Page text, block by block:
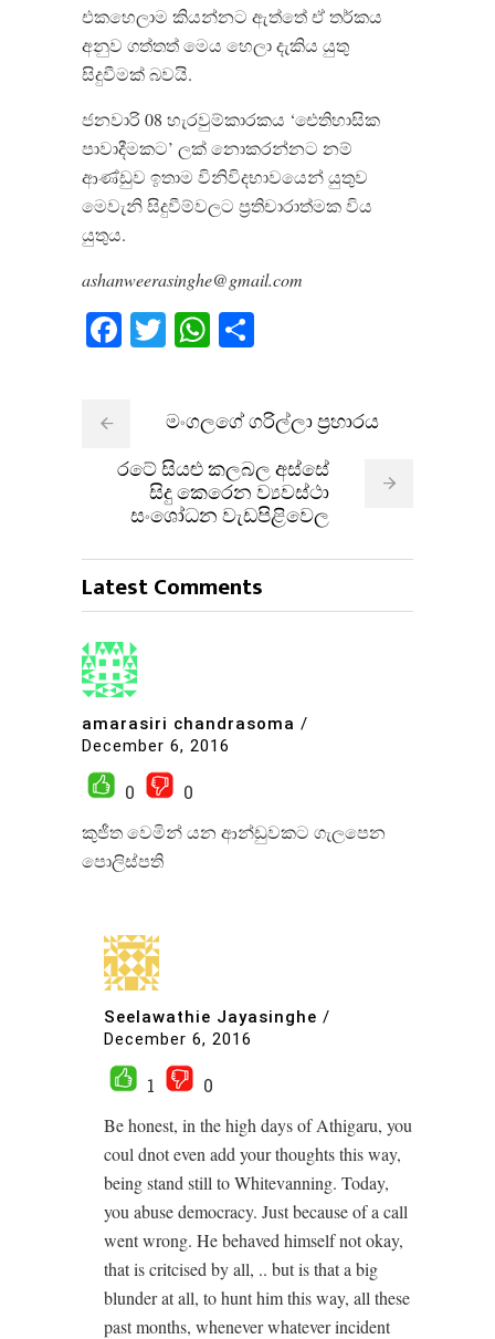
එකහෙලාම කියන්නට ඇත්තේ ඒ තර්කය
අනුව ගත්තත් මෙය හෙලා දැකිය යුතු
සිදුවීමක් බවයි.
ජනවාරි 08 හැරවුම්කාරකය ‘ඓතිහාසික
පාවාදීමකට’ ලක් නොකරන්නට නම්
ආණ්ඩුව ඉතාම විනිවිදභාවයෙන් යුතුව
මෙවැනි සිදුවීම්වලට ප්‍රතිචාරාත්මක විය
යුතුය.
ashanweerasinghe@gmail.com
Facebook
TwitterWhatsApp
මංගලගේ ගරිල්ලා ප්‍රහාරය
රටේ සියළු කලබල අස්සේ
සිදු කෙරෙන ව්‍යවස්ථා
සංශෝධන වැඩපිළිවෙල
Latest Comments
amarasiri chandrasoma /
December 6, 2016
0
0
කුජීත වෙමින් යන ආන්ඩුවකට ගැලපෙන
පොලිස්පති
Seelawathie Jayasinghe /
December 6, 2016
1
0
Be honest, in the high days of Athigaru, you
coul dnot even add your thoughts this way,
being stand still to Whitevanning. Today,
you abuse democracy. Just because of a call
went wrong. He behaved himself not okay,
that is critcised by all, .. but is that a big
blunder at all, to hunt him this way, all these
past months, whenever whatever incident